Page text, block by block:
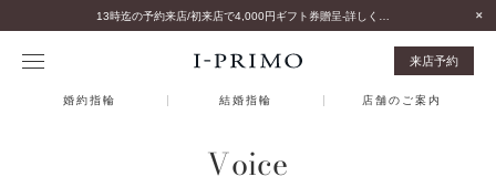
来店予約
婚約指輪 結婚指輪 店舗のご案内
Voice